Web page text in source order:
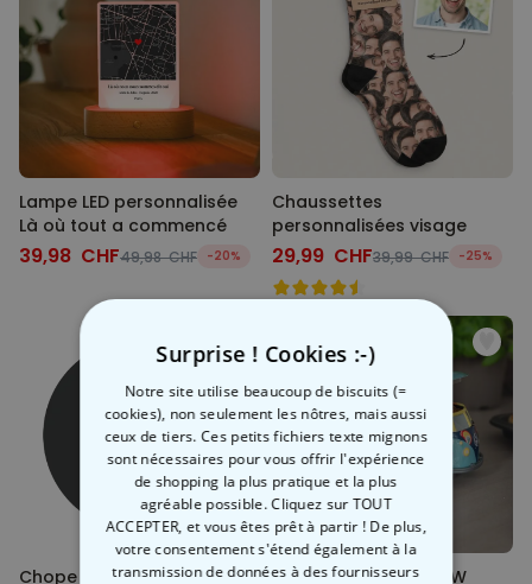
Lampe LED personnalisée
Là où tout a commencé
39,98 CHF49,98 CHF -20%
Chaussettes
personnalisées visage
29,99 CHF39,99 CHF -25%
Chope de bière Boite métal Combi VW
Surprise ! Cookies :-)
Notre site utilise beaucoup de biscuits (=
cookies), non seulement les nôtres, mais aussi
ceux de tiers. Ces petits fichiers texte mignons
sont nécessaires pour vous offrir l'expérience
de shopping la plus pratique et la plus
agréable possible. Cliquez sur TOUT
ACCEPTER, et vous êtes prêt à partir ! De plus,
votre consentement s'étend également à la
transmission de données à des fournisseurs